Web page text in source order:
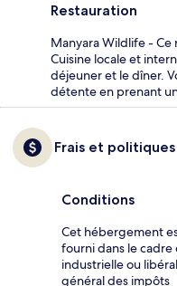
Restauration
Manyara Wildlife -
Cuisine locale et
déjeuner et le dîner.
détente en prenant
Frais et politiques
Conditions
Cet hébergement
fourni dans le cadre
industrielle ou
général des impôts